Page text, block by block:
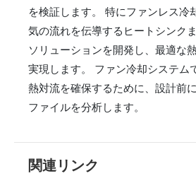
を検証します。 特にファンレス冷
気の流れを伝導するヒートシンク
ソリューションを開発し、最適な
実現します。 ファン冷却システム
熱対流を確保するために、設計前
ファイルを分析します。
関連リンク